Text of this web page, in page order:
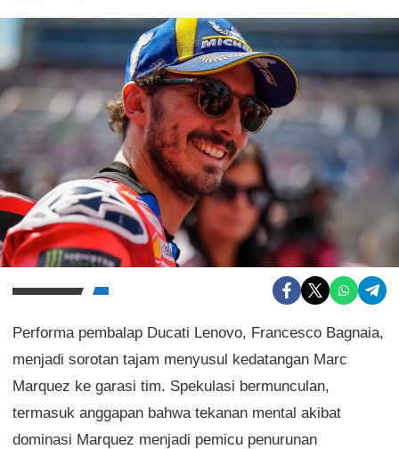
Performa pembalap Ducati Lenovo, Francesco Bagnaia,
menjadi sorotan tajam menyusul kedatangan Marc
Marquez ke garasi tim. Spekulasi bermunculan,
termasuk anggapan bahwa tekanan mental akibat
dominasi Marquez menjadi pemicu penurunan